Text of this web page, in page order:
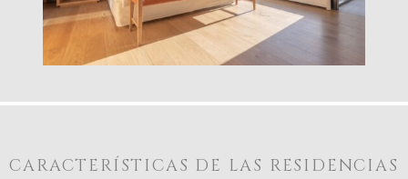
CARACTERÍSTICAS DE LAS RESIDENCIAS